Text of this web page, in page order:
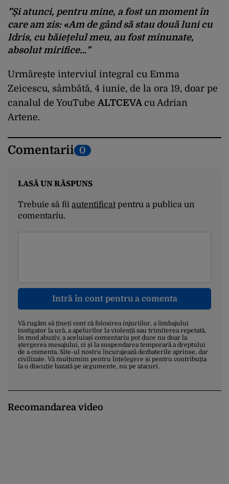
”Și atunci, pentru mine, a fost un moment în
care am zis: «Am de gând să stau două luni cu
Idris, cu băiețelul meu, au fost minunate,
absolut mirifice…”
Urmărește interviul integral cu Emma
Zeicescu, sâmbătă, 4 iunie, de la ora 19, doar pe
canalul de YouTubeALTCEVA cu Adrian
Artene.
Comentarii 0
LASĂ UN RĂSPUNS
Trebuie să fii autentificatpentru a publica un
comentariu.
Intră în cont pentru a comenta
Vă rugăm să țineți cont că folosirea injuriilor, a limbajului
instigator la ură, a apelurilor la violență sau trimiterea repetată,
în mod abuziv, a aceluiași comentariu pot duce nu doar la
ștergerea mesajului, ci și la suspendarea temporară a dreptului
de a comenta. Site-ul nostru încurajează dezbaterile aprinse, dar
civilizate. Vă mulțumim pentru înțelegere și pentru contribuția
la o discuție bazată pe argumente, nu pe atacuri.
Recomandarea video